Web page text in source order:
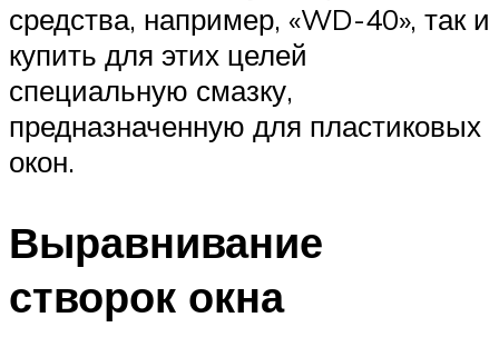
средства, например, «WD-40», так и
купить для этих целей
специальную смазку,
предназначенную для пластиковых
окон.
Выравнивание
створок окна